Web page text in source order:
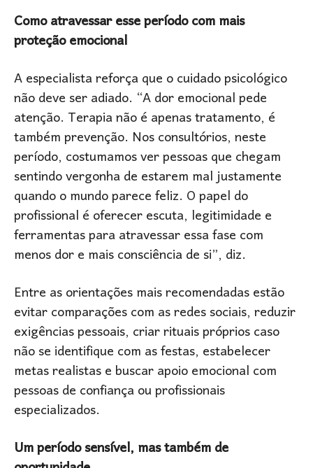
Como atravessar esse período com mais
proteção emocional
A especialista reforça que o cuidado psicológico
não deve ser adiado. “A dor emocional pede
atenção. Terapia não é apenas tratamento, é
também prevenção. Nos consultórios, neste
período, costumamos ver pessoas que chegam
sentindo vergonha de estarem mal justamente
quando o mundo parece feliz. O papel do
profissional é oferecer escuta, legitimidade e
ferramentas para atravessar essa fase com
menos dor e mais consciência de si”, diz.
Entre as orientações mais recomendadas estão
evitar comparações com as redes sociais, reduzir
exigências pessoais, criar rituais próprios caso
não se identifique com as festas, estabelecer
metas realistas e buscar apoio emocional com
pessoas de confiança ou profissionais
especializados.
Um período sensível, mas também de